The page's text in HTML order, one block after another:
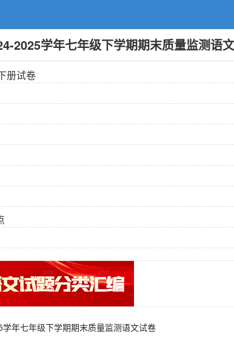
2025学年七年级下学期期末质量监测语
册试卷
七年级下学期期末质量监测语文试卷